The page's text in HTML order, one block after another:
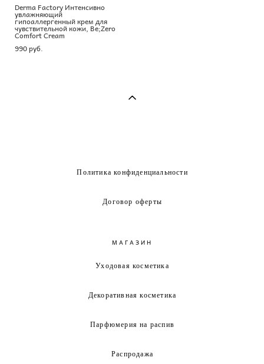
Derma Factory Интенсивно
увлажняющий
гипоаллергенный крем для
чувствительной кожи, Be;Zero
Comfort Cream
990 pуб.
Политика конфиденциальности
Договор оферты
МАГАЗИН
Уходовая косметика
Декоративная косметика
Парфюмерия на распив
Распродажа